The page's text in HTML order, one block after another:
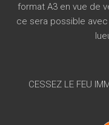
format A3 en vue de
ce sera possible
CESSEZ LE FEU